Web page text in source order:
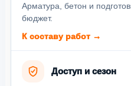
Арматура, бетон и
бюджет.
К составу работ →
Доступ и сезон